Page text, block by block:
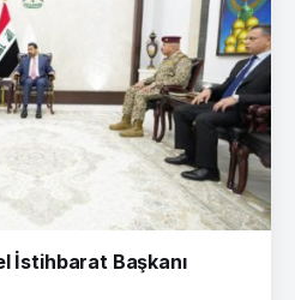
İstihbarat Başkanı